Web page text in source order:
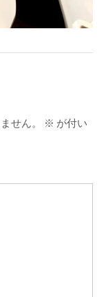
せん。 ※ が付い